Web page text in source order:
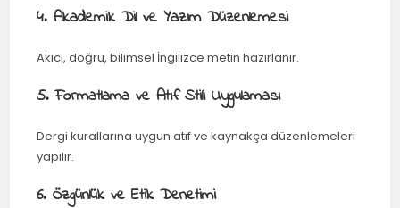
4. Akademik Dil ve Yazım Düzenlemesi
Akıcı, doğru, bilimsel İngilizce metin hazırlanır.
5. Formatlama ve Atıf Stili Uygulaması
Dergi kurallarına uygun atıf ve kaynakça düzenlemeleri
yapılır.
6. Özgünlük ve Etik Denetimi